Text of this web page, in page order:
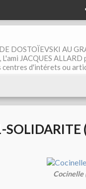
DOSTOÏEVSKI AU
JACQUES
centres d'intérets ou
Cocinelle